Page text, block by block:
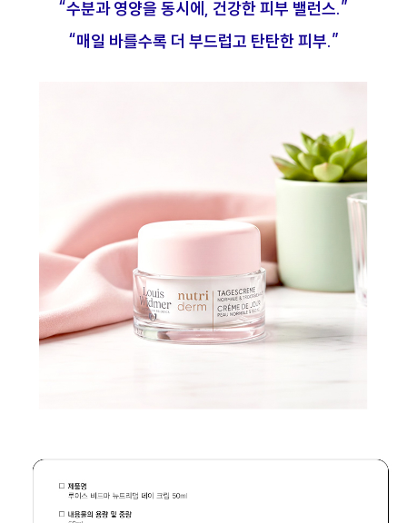
“수분과 영양을 동시에, 건강한 피부 밸런스.”
“매일 바를수록 더 부드럽고 탄탄한 피부.”